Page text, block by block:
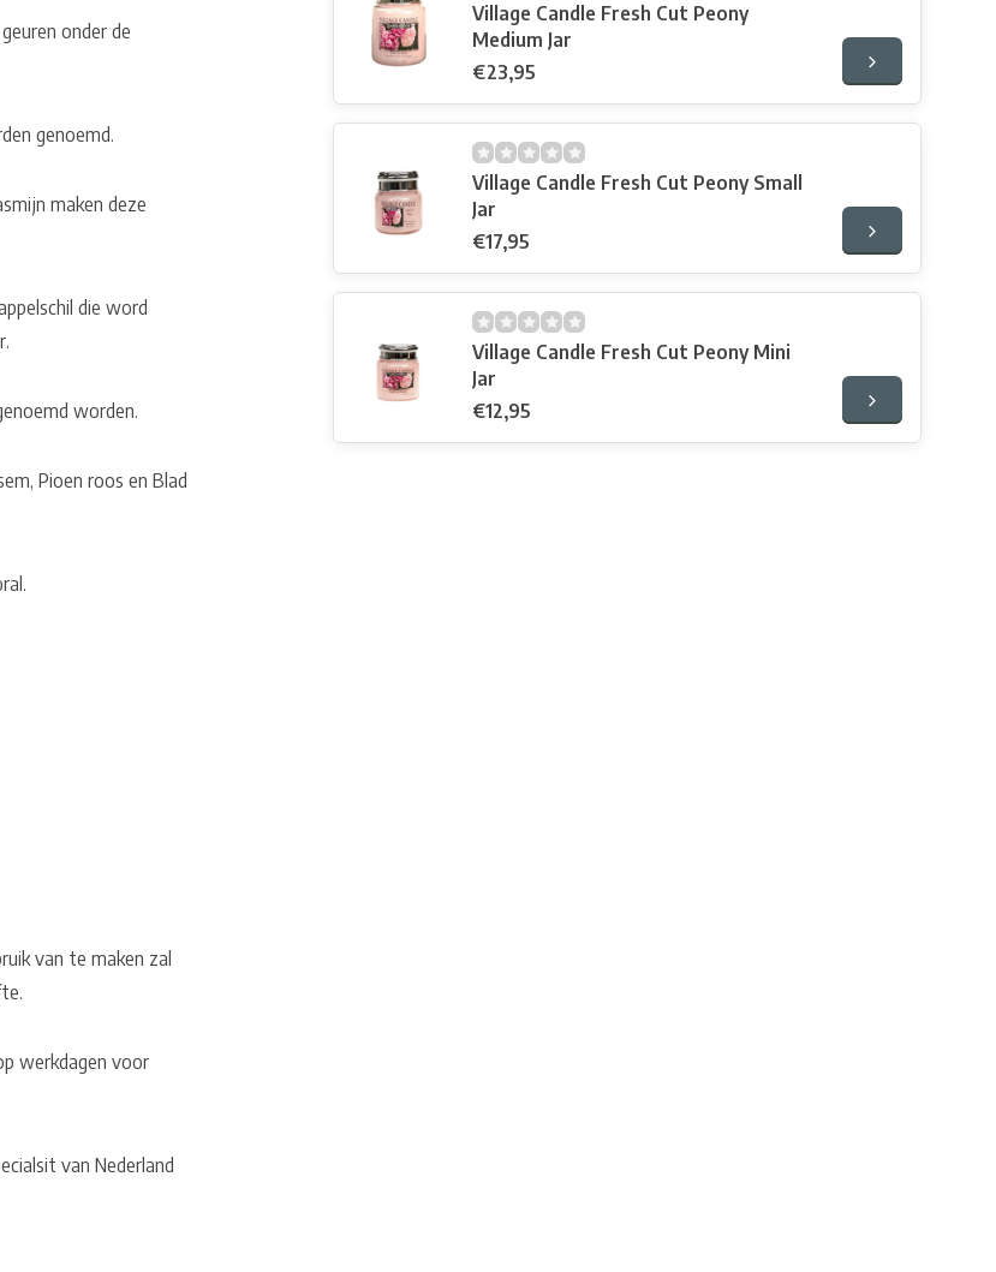
onder de
genoemd.
maken deze
die word
worden.
Pioen roos en Blad
van te maken zal
werkdagen voor
van Nederland
Village Candle Fresh Cut Peony
Medium Jar
€23,95
Village Candle Fresh Cut Peony Small
Jar
€17,95
Village Candle Fresh Cut Peony Mini
Jar
€12,95